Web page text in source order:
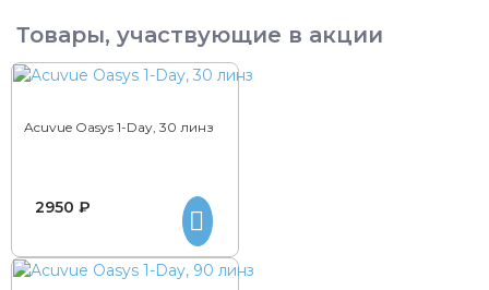
Товары, участвующие в акции
Acuvue Oasys 1-Day, 30 линз
2950 ₽